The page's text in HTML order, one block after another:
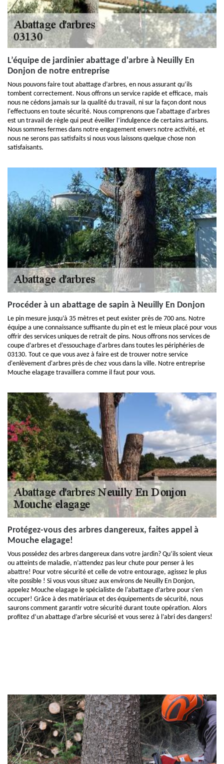
L’équipe de jardinier abattage d'arbre à Neuilly En
Donjon de notre entreprise
Nous pouvons faire tout abattage d’arbres, en nous assurant qu’ils
tombent correctement. Nous offrons un service rapide et efficace, mais
nous ne cédons jamais sur la qualité du travail, ni sur la façon dont nous
l'effectuons en toute sécurité. Nous comprenons que l'abattage d'arbres
est un travail de règle qui peut éveiller l’indulgence de certains artisans.
Nous sommes fermes dans notre engagement envers notre activité, et
nous ne serons pas satisfaits si nous vous laissons quelque chose non
satisfaisants.
Procéder à un abattage de sapin à Neuilly En Donjon
Le pin mesure jusqu’à 35 mètres et peut exister près de 700 ans. Notre
équipe a une connaissance suffisante du pin et est le mieux placé pour vous
offrir des services uniques de retrait de pins. Nous offrons nos services de
coupe d’arbres et d’essouchage d'arbres dans toutes les périphéries de
03130. Tout ce que vous avez à faire est de trouver notre service
d'enlèvement d'arbres près de chez vous dans la ville. Notre entreprise
Mouche elagage travaillera comme il faut pour vous.
Protégez-vous des arbres dangereux, faites appel à
Mouche elagage!
Vous possédez des arbres dangereux dans votre jardin? Qu’ils soient vieux
ou atteints de maladie, n’attendez pas leur chute pour penser à les
abattre! Pour votre sécurité et celle de votre entourage, agissez le plus
vite possible ! Si vous vous situez aux environs de Neuilly En Donjon,
appelez Mouche elagage le spécialiste de l’abattage d’arbre pour s’en
occuper! Grâce à des matériaux et des équipements de sécurité, nous
saurons comment garantir votre sécurité durant toute opération. Alors
profitez d’un abattage d’arbre sécurisé et vous serez à l’abri des dangers!